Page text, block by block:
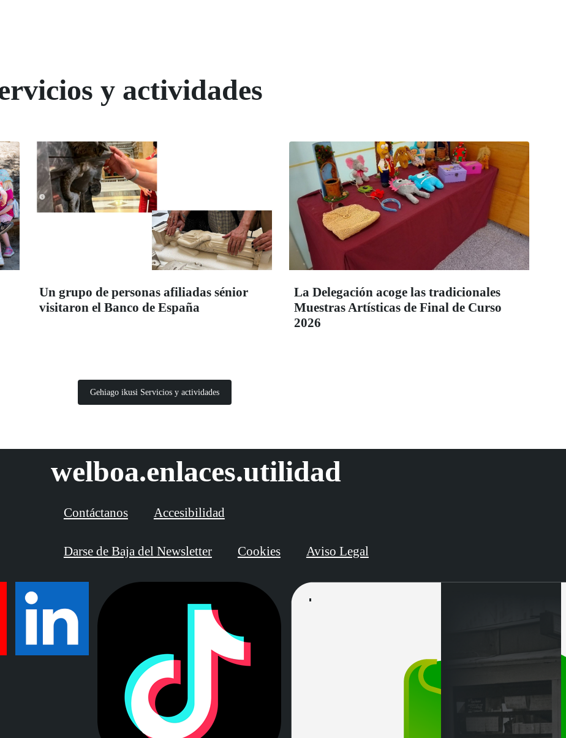
y actividades
Un grupo de personas afiliadas sénior
visitaron el Banco de España
La Delegación acoge las tradicionales
Muestras Artísticas de Final de Curso
2026
Gehiago ikusi Servicios y actividades
welboa.enlaces.utilidad
Contáctanos Accesibilidad
Darse de Baja del Newsletter Cookies Aviso Legal